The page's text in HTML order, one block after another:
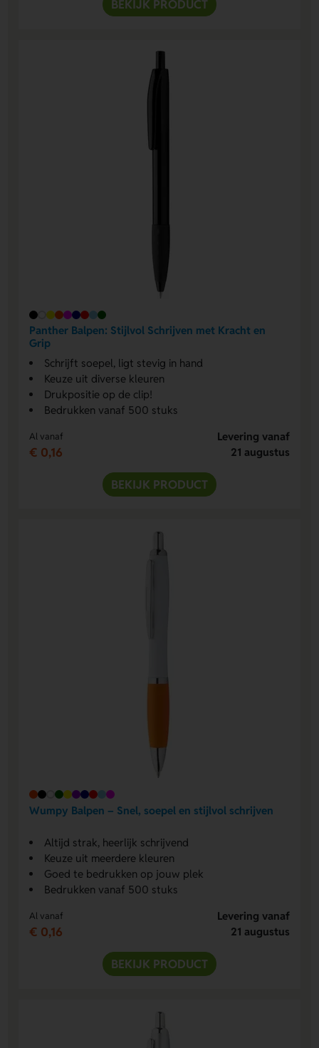
BEKIJK PRODUCT
Panther Balpen: Stijlvol Schrijven met Kracht en
Grip
Schrijft soepel, ligt stevig in hand
Keuze uit diverse kleuren
Drukpositie op de clip!
Bedrukken vanaf 500 stuks
Al vanaf
€ 0,16
Levering vanaf
21 augustus
BEKIJK PRODUCT
Wumpy Balpen – Snel, soepel en stijlvol schrijven
Altijd strak, heerlijk schrijvend
Keuze uit meerdere kleuren
Goed te bedrukken op jouw plek
Bedrukken vanaf 500 stuks
Al vanaf
€ 0,16
Levering vanaf
21 augustus
BEKIJK PRODUCT